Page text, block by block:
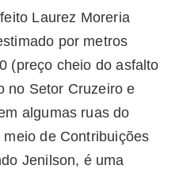
Laurez Moreria
por metros
(preço cheio do asfalto
no Setor Cruzeiro e
algumas ruas do
de Contribuições
Jenilson, é uma